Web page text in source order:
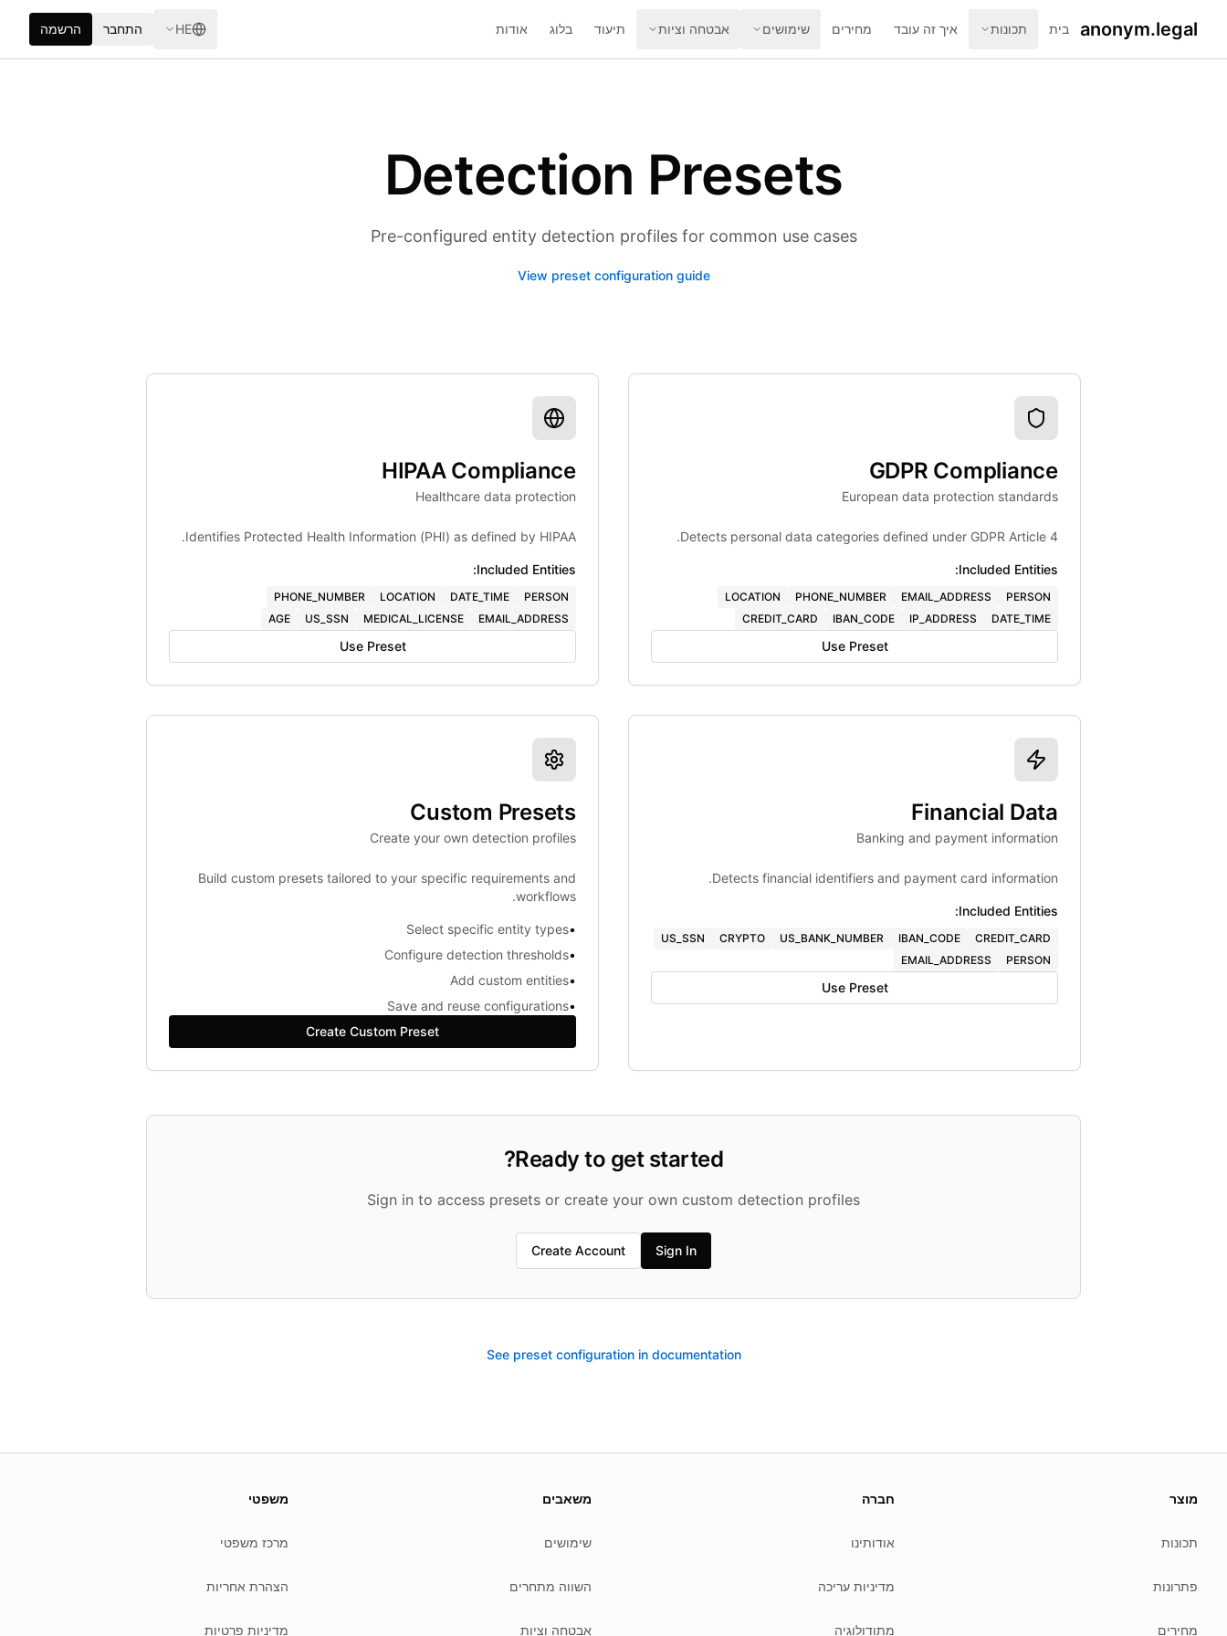
anonym.legal בית תכונות איך זה עובד מחירים שימושים אבטחה וציות תיעוד בלוג אודות HE התחבר הרשמה
Detection Presets
Pre-configured entity detection profiles for common use cases
View preset configuration guide
GDPR Compliance
European data protection standards
Detects personal data categories defined under GDPR Article 4.
Included Entities:
PERSON
EMAIL_ADDRESS
PHONE_NUMBER
LOCATION
DATE_TIME
IP_ADDRESS
IBAN_CODE
CREDIT_CARD
Use Preset
HIPAA Compliance
Healthcare data protection
Identifies Protected Health Information (PHI) as defined by HIPAA.
Included Entities:
PERSON
DATE_TIME
LOCATION
PHONE_NUMBER
EMAIL_ADDRESS
MEDICAL_LICENSE
US_SSN
AGE
Use Preset
Financial Data
Banking and payment information
Detects financial identifiers and payment card information.
Included Entities:
CREDIT_CARD
IBAN_CODE
US_BANK_NUMBER
CRYPTO
US_SSN
PERSON
EMAIL_ADDRESS
Use Preset
Custom Presets
Create your own detection profiles
Build custom presets tailored to your specific requirements and
workflows.
•
Select specific entity types
•
Configure detection thresholds
•
Add custom entities
•
Save and reuse configurations
Create Custom Preset
Ready to get started?
Sign in to access presets or create your own custom detection profiles
Sign In
Create Account
See preset configuration in documentation
We update this page when our platform or the law changes.
Each change shows up in the timestamp at the top.
Related reading
מוצר
תכונות
פתרונות
מחירים
חברה
אודותינו
מדיניות עריכה
מתודולוגיה
משאבים
שימושים
השווה מתחרים
אבטחה וציות
משפטי
מרכז משפטי
הצהרת אחריות
מדיניות פרטיות